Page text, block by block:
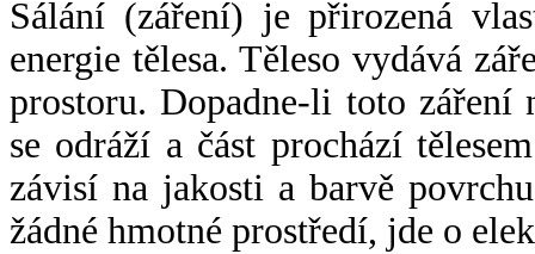
Sálání (záření) je přirozená
energie tělesa. Těleso vydává
prostoru. Dopadne-li toto záření
se odráží a část prochází
závisí na jakosti a barvě
žádné hmotné prostředí, jde o